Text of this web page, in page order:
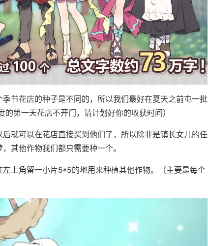
节花店的种子是不同的，所以我们最好在夏天之前屯一批
第一天花店不开门，请计划好你的收获时间）
就可以在花店直接买到他们了，所以除非是镇长女儿的任
其他作物我们都只需要种一个。
上角留一小片5*5的地用来种植其他作物。（主要是每个